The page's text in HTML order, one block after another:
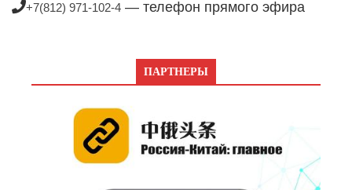
+7(812) 971-102-4 — телефон прямого эфира
ПАРТНЕРЫ